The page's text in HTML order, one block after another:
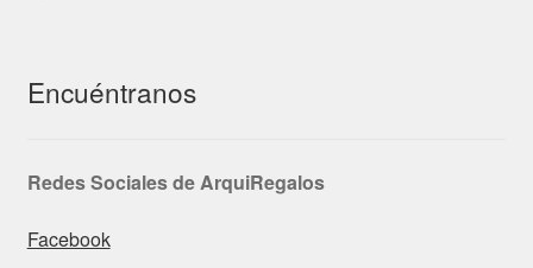
Encuéntranos
Redes Sociales de ArquiRegalos
Facebook